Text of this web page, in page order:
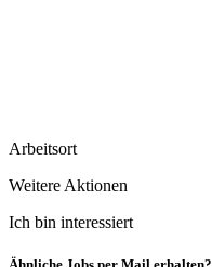
Arbeitsort
Weitere Aktionen
Ich bin interessiert